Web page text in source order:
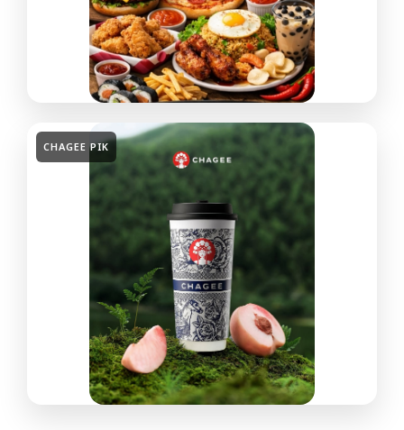
CHAGEE PIK